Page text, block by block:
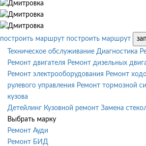
построить маршрут построить маршрут
Техническое обслуживание Диагностика
Ремонт двигателя Ремонт дизельных
Ремонт электрооборудования Ремонт
рулевого управления Ремонт тормозной
кузова
Детейлинг Кузовной ремонт Замена
Выбрать марку
Ремонт Ауди
Ремонт БИД